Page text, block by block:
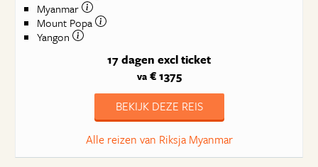
Myanmar
Mount Popa
Yangon
17 dagen excl ticket
va€ 1375
BEKIJK DEZE REIS
Alle reizen van Riksja Myanmar